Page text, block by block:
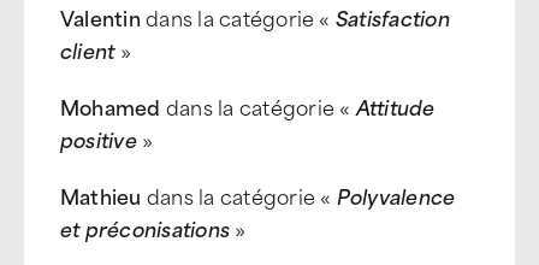
Valentindans la catégorie « Satisfaction
client»
Mohamed dans la catégorie « Attitude
positive»
Mathieu dans la catégorie « Polyvalence
et préconisations»